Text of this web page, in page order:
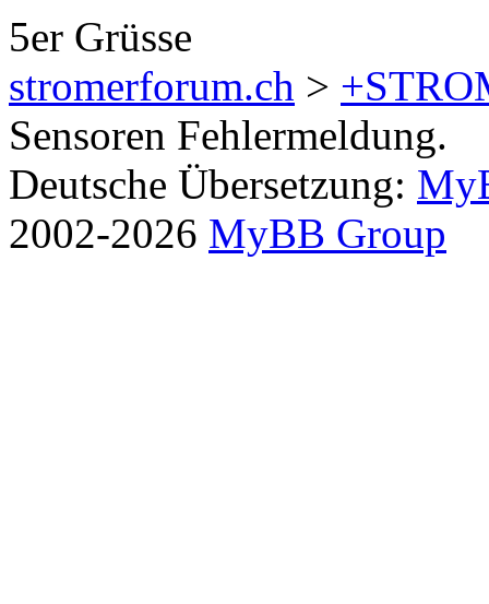
5er Grüsse
stromerforum.ch >
Sensoren Fehlermeldung.
Deutsche Übersetzung:
2002-2026 MyBB Group